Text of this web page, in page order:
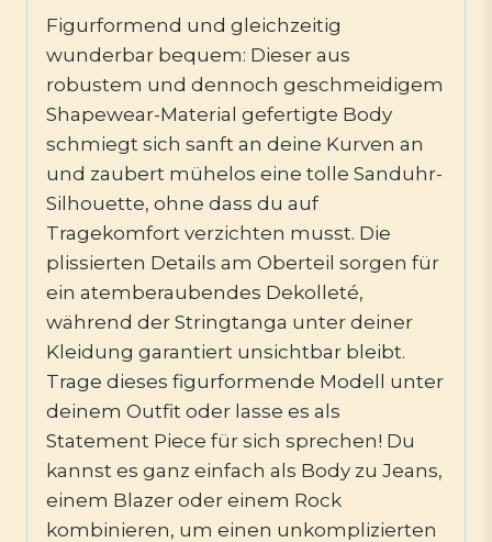
Figurformend und gleichzeitig
wunderbar bequem: Dieser aus
robustem und dennoch geschmeidigem
Shapewear-Material gefertigte Body
schmiegt sich sanft an deine Kurven an
und zaubert mühelos eine tolle Sanduhr-
Silhouette, ohne dass du auf
Tragekomfort verzichten musst. Die
plissierten Details am Oberteil sorgen für
ein atemberaubendes Dekolleté,
während der Stringtanga unter deiner
Kleidung garantiert unsichtbar bleibt.
Trage dieses figurformende Modell unter
deinem Outfit oder lasse es als
Statement Piece für sich sprechen! Du
kannst es ganz einfach als Body zu Jeans,
einem Blazer oder einem Rock
kombinieren, um einen unkomplizierten